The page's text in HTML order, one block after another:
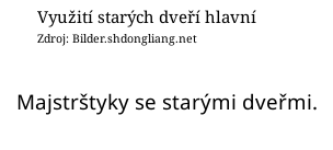
Využití starých dveří hlavní
Zdroj: Bilder.shdongliang.net
Majstrštyky se starými dveřmi.